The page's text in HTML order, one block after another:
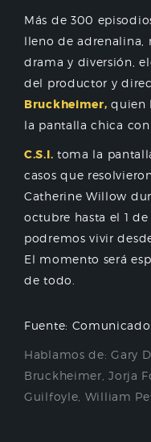
Más de 300
lleno de adrenalina,
drama y diversión,
del productor y
Bruckheimer, quien
la pantalla chica con
C.S.I. toma la
casos que
Catherine Willow
octubre hasta el 1
podremos vivir
El momento será
de todo.
Fuente: Comunicado
Hablamos de:Gary
Bruckheimer ,Jorja
Guilfoyle William